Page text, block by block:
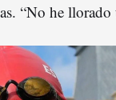
“No he